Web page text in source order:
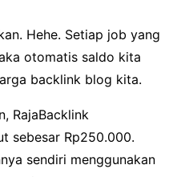
Hehe. Setiap job yang
otomatis saldo kita
backlink blog kita.
RajaBacklink
sebesar Rp250.000.
sendiri menggunakan